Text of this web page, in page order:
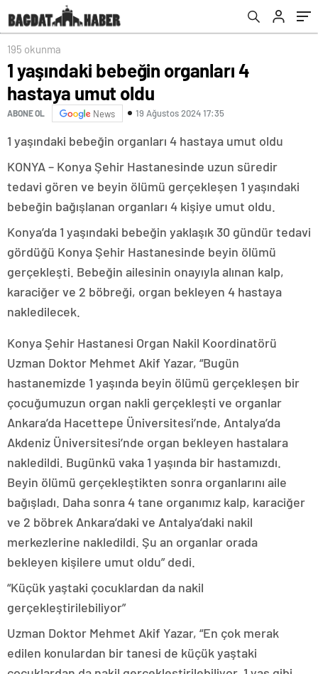
195 okunma
1 yaşındaki bebeğin organları 4
hastaya umut oldu
ABONE OL News 19 Ağustos 2024 17:35
1 yaşındaki bebeğin organları 4 hastaya umut oldu
KONYA – Konya Şehir Hastanesinde uzun süredir
tedavi gören ve beyin ölümü gerçekleşen 1 yaşındaki
bebeğin bağışlanan organları 4 kişiye umut oldu.
Konya’da 1 yaşındaki bebeğin yaklaşık 30 gündür tedavi
gördüğü Konya Şehir Hastanesinde beyin ölümü
gerçekleşti. Bebeğin ailesinin onayıyla alınan kalp,
karaciğer ve 2 böbreği, organ bekleyen 4 hastaya
nakledilecek.
Konya Şehir Hastanesi Organ Nakil Koordinatörü
Uzman Doktor Mehmet Akif Yazar, “Bugün
hastanemizde 1 yaşında beyin ölümü gerçekleşen bir
çocuğumuzun organ nakli gerçekleşti ve organlar
Ankara’da Hacettepe Üniversitesi’nde, Antalya’da
Akdeniz Üniversitesi’nde organ bekleyen hastalara
nakledildi. Bugünkü vaka 1 yaşında bir hastamızdı.
Beyin ölümü gerçekleştikten sonra organlarını aile
bağışladı. Daha sonra 4 tane organımız kalp, karaciğer
ve 2 böbrek Ankara’daki ve Antalya’daki nakil
merkezlerine nakledildi. Şu an organlar orada
bekleyen kişilere umut oldu” dedi.
“Küçük yaştaki çocuklardan da nakil
gerçekleştirilebiliyor”
Uzman Doktor Mehmet Akif Yazar, “En çok merak
edilen konulardan bir tanesi de küçük yaştaki